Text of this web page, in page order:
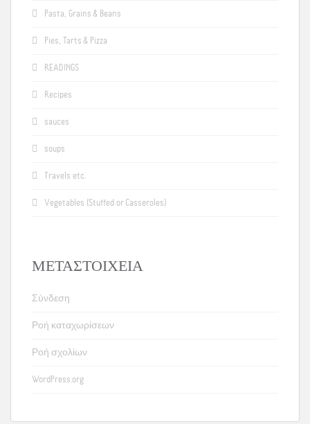
Pasta, Grains & Beans
Pies, Tarts & Pizza
READINGS
Recipes
sauces
soups
Travels etc.
Vegetables (Stuffed or Casseroles)
ΜΕΤΑΣΤΟΙΧΕΊΑ
Σύνδεση
Ροή καταχωρίσεων
Ροή σχολίων
WordPress.org